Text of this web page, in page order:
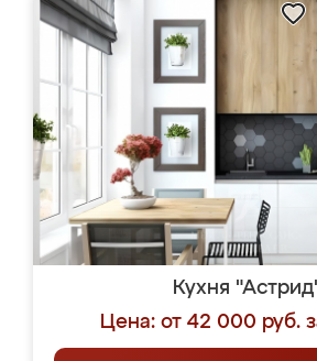
Кухня
Цена: от 42 000 руб.